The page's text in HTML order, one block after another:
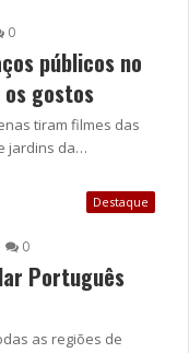
0
públicos no
gostos
tiram filmes das
jardins da…
Destaque
0
Português
as regiões de